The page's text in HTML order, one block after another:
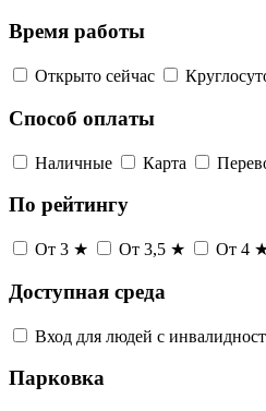
Время работы
Открыто сейчас
Способ оплаты
Наличные Карта
По рейтингу
От 3 ★ От 3,5 ★ От 4
Доступная среда
Вход для людей с
Парковка